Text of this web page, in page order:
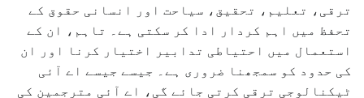
ترقی، تعلیم، تحقیق، سیاحت اور انسانی حقوق کے
تحفظ میں اہم کردار ادا کر سکتی ہے۔ تاہم، ان کے
استعمال میں احتیاطی تدابیر اختیار کرنا اور ان
کی حدود کو سمجھنا ضروری ہے۔ جیسے جیسے اے آئی
ٹیکنالوجی ترقی کرتی جائے گی، اے آئی مترجمین کی